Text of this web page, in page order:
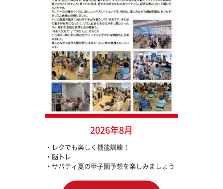
2026年8月
・レクでも楽しく機能訓練！
・脳トレ
・サバティ夏の甲子園予想を楽しみましょう